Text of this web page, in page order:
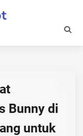
Bunny di
untuk